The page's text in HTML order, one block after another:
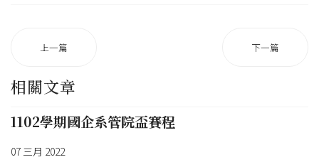
上一篇 下一篇
相關文章
1102學期國企系管院盃賽程
07 三月 2022